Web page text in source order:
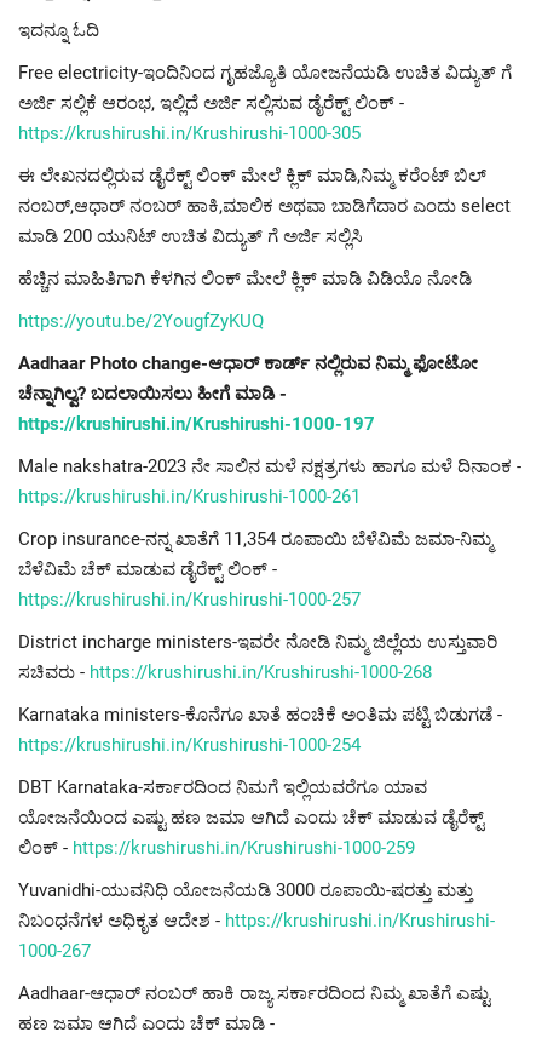
ಇದನ್ನೂ ಓದಿ
Free electricity-ಇಂದಿನಿಂದ ಗೃಹಜ್ಯೊತಿ ಯೋಜನೆಯಡಿ ಉಚಿತ ವಿದ್ಯುತ್ ಗೆ
ಅರ್ಜಿ ಸಲ್ಲಿಕೆ ಆರಂಭ, ಇಲ್ಲಿದೆ ಅರ್ಜಿ ಸಲ್ಲಿಸುವ ಡೈರೆಕ್ಟ್ ಲಿಂಕ್ -
https://krushirushi.in/Krushirushi-1000-305
ಈ ಲೇಖನದಲ್ಲಿರುವ ಡೈರೆಕ್ಟ್ ಲಿಂಕ್ ಮೇಲೆ ಕ್ಲಿಕ್ ಮಾಡಿ,ನಿಮ್ಮ ಕರೆಂಟ್ ಬಿಲ್
ನಂಬರ್,ಆಧಾರ್ ನಂಬರ್ ಹಾಕಿ,ಮಾಲಿಕ ಅಥವಾ ಬಾಡಿಗೆದಾರ ಎಂದು select
ಮಾಡಿ 200 ಯುನಿಟ್ ಉಚಿತ ವಿದ್ಯುತ್ ಗೆ ಅರ್ಜಿ ಸಲ್ಲಿಸಿ
ಹೆಚ್ಚಿನ ಮಾಹಿತಿಗಾಗಿ ಕೆಳಗಿನ ಲಿಂಕ್ ಮೇಲೆ ಕ್ಲಿಕ್ ಮಾಡಿ ವಿಡಿಯೊ ನೋಡಿ
https://youtu.be/2YougfZyKUQ
Aadhaar Photo change-ಆಧಾರ್ ಕಾರ್ಡ್ ನಲ್ಲಿರುವ ನಿಮ್ಮ ಫೋಟೋ
ಚೆನ್ನಾಗಿಲ್ವ? ಬದಲಾಯಿಸಲು ಹೀಗೆ ಮಾಡಿ -
https://krushirushi.in/Krushirushi-1000-197
Male nakshatra-2023 ನೇ ಸಾಲಿನ ಮಳೆ ನಕ್ಷತ್ರಗಳು ಹಾಗೂ ಮಳೆ ದಿನಾಂಕ -
https://krushirushi.in/Krushirushi-1000-261
Crop insurance-ನನ್ನ ಖಾತೆಗೆ 11,354 ರೂಪಾಯಿ ಬೆಳೆವಿಮೆ ಜಮಾ-ನಿಮ್ಮ
ಬೆಳೆವಿಮೆ ಚೆಕ್ ಮಾಡುವ ಡೈರೆಕ್ಟ್ ಲಿಂಕ್ -
https://krushirushi.in/Krushirushi-1000-257
District incharge ministers-ಇವರೇ ನೋಡಿ ನಿಮ್ಮ ಜಿಲ್ಲೆಯ ಉಸ್ತುವಾರಿ
ಸಚಿವರು - https://krushirushi.in/Krushirushi-1000-268
Karnataka ministers-ಕೊನೆಗೂ ಖಾತೆ ಹಂಚಿಕೆ ಅಂತಿಮ ಪಟ್ಟಿ ಬಿಡುಗಡೆ -
https://krushirushi.in/Krushirushi-1000-254
DBT Karnataka-ಸರ್ಕಾರದಿಂದ ನಿಮಗೆ ಇಲ್ಲಿಯವರೆಗೂ ಯಾವ
ಯೋಜನೆಯಿಂದ ಎಷ್ಟು ಹಣ ಜಮಾ ಆಗಿದೆ ಎಂದು ಚೆಕ್ ಮಾಡುವ ಡೈರೆಕ್ಟ್
ಲಿಂಕ್ - https://krushirushi.in/Krushirushi-1000-259
Yuvanidhi-ಯುವನಿಧಿ ಯೋಜನೆಯಡಿ 3000 ರೂಪಾಯಿ-ಷರತ್ತು ಮತ್ತು
ನಿಬಂಧನೆಗಳ ಅಧಿಕೃತ ಆದೇಶ - https://krushirushi.in/Krushirushi-
1000-267
Aadhaar-ಆಧಾರ್ ನಂಬರ್ ಹಾಕಿ ರಾಜ್ಯ ಸರ್ಕಾರದಿಂದ ನಿಮ್ಮ ಖಾತೆಗೆ ಎಷ್ಟು
ಹಣ ಜಮಾ ಆಗಿದೆ ಎಂದು ಚೆಕ್ ಮಾಡಿ -